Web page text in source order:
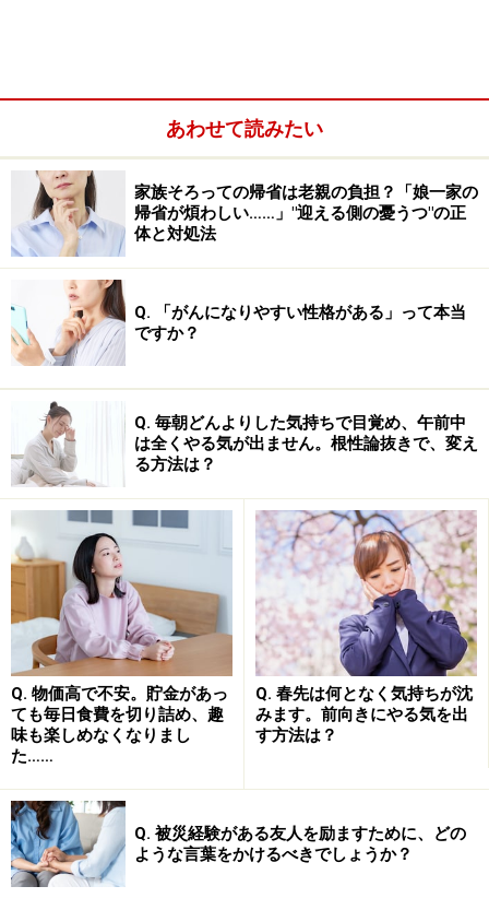
一部の情報だけ集めて「絶対そうだ！」と
確信していませんか？
「みんな○○している」という発言を耳にしたら、「みん
な」とはどこの誰を指しているのか？ 半径数メートル内
だけで交わされている言葉ではないのか？、 といったこ
とをよく確認する必要があります。
人間には、ある仮説に都合のよい情報ばかりを集め、そ
を「確証バイアス」と呼びます。たとえば、「B型の人
はいい加減」といったうわさを聞くと、無自覚のうちに
「B型＝いい加減」に合致する情報ばかりを集め、それ
を反証するような情報には目を向けなくなってしまう、
というような感じです。
「みんな○○しているよ」と噂されたことを信じる場合
も、同様です。気付かないうちにその噂に合致する情報
ばかりを集め、噂を信じる人たちの間だけで情報交換を
しながら、「絶対そうだよね！」と確証バイアスを強め
ている可能性があるのです。
ナイーブ・セオリーに流されていないか、
多角的に判断しよう
ナイーブ・セオリーに流されていると、人間や物事を客
あわせて読みたい
家族そろっての帰省は老親の負担？「娘一家の
帰省が煩わしい……」"迎える側の憂うつ"の正
体と対処法
Q. 「がんになりやすい性格がある」って本当
ですか？
Q. 毎朝どんよりした気持ちで目覚め、午前中
は全くやる気が出ません。根性論抜きで、変え
る方法は？
Q. 物価高で不安。貯金があっ
ても毎日食費を切り詰め、趣
味も楽しめなくなりまし
た……
Q. 春先は何となく気持ちが沈
みます。前向きにやる気を出
す方法は？
Q. 被災経験がある友人を励ますために、どの
ような言葉をかけるべきでしょうか？